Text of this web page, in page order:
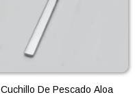
Cuchillo De Pescado Aloa